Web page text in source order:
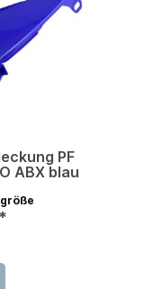
PF
ABX blau